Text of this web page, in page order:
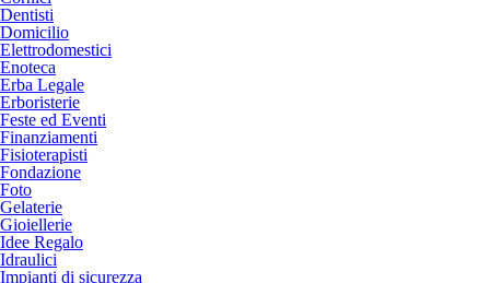
Dentisti
Domicilio
Elettrodomestici
Enoteca
Erba Legale
Erboristerie
Feste ed Eventi
Finanziamenti
Fisioterapisti
Fondazione
Foto
Gelaterie
Gioiellerie
Idee Regalo
Idraulici
Impianti di sicurezza